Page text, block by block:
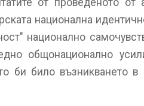
от проведеното от
национална
национално
общонационално
би било възникването в